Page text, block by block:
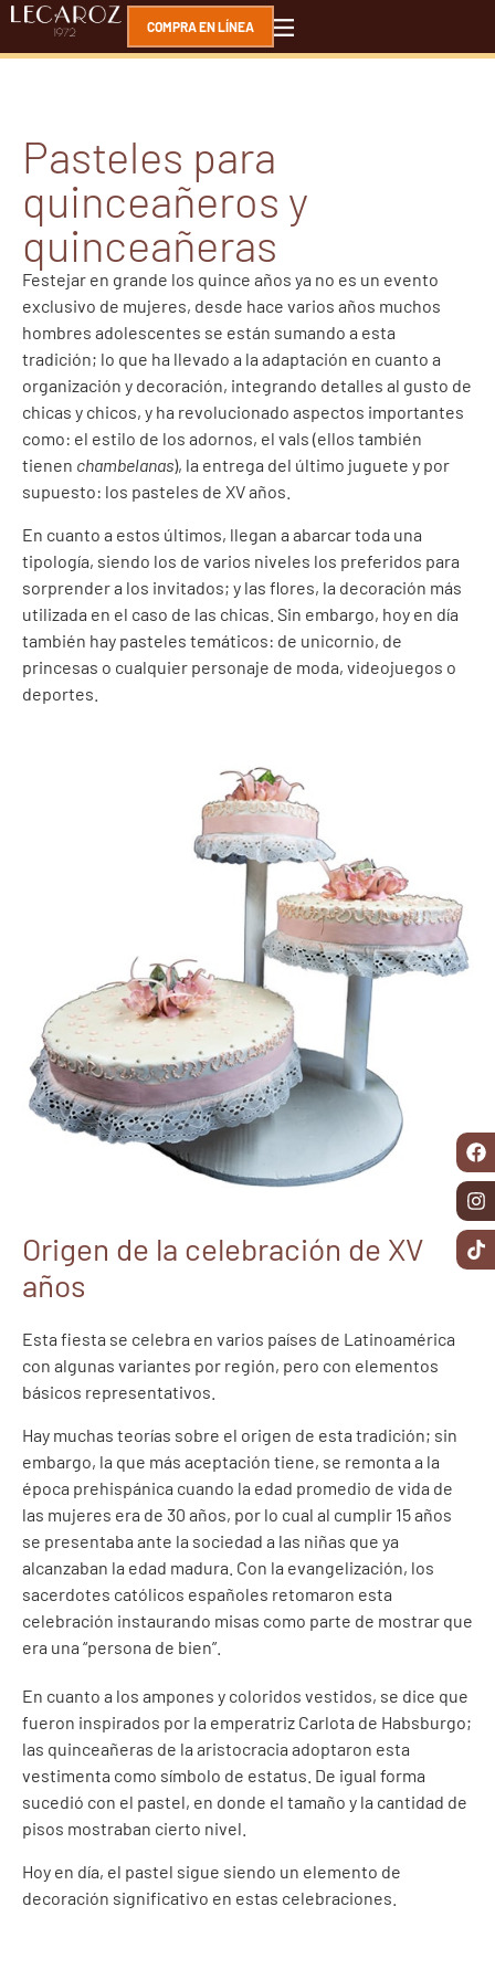
COMPRA EN LÍNEA
Pasteles para
quinceañeros y
quinceañeras
Festejar en grande los quince años ya no es un evento
exclusivo de mujeres, desde hace varios años muchos
hombres adolescentes se están sumando a esta
tradición; lo que ha llevado a la adaptación en cuanto a
organización y decoración, integrando detalles al gusto de
chicas y chicos, y ha revolucionado aspectos importantes
como: el estilo de los adornos, el vals (ellos también
tienen chambelanas), la entrega del último juguete y por
supuesto: los pasteles de XV años.
En cuanto a estos últimos, llegan a abarcar toda una
tipología, siendo los de varios niveles los preferidos para
sorprender a los invitados; y las flores, la decoración más
utilizada en el caso de las chicas. Sin embargo, hoy en día
también hay pasteles temáticos: de unicornio, de
princesas o cualquier personaje de moda, videojuegos o
deportes.
Origen de la celebración de XV
años
Esta fiesta se celebra en varios países de Latinoamérica
con algunas variantes por región, pero con elementos
básicos representativos.
Hay muchas teorías sobre el origen de esta tradición; sin
embargo, la que más aceptación tiene, se remonta a la
época prehispánica cuando la edad promedio de vida de
las mujeres era de 30 años, por lo cual al cumplir 15 años
se presentaba ante la sociedad a las niñas que ya
alcanzaban la edad madura. Con la evangelización, los
sacerdotes católicos españoles retomaron esta
celebración instaurando misas como parte de mostrar que
era una “persona de bien”.
En cuanto a los ampones y coloridos vestidos, se dice que
fueron inspirados por la emperatriz Carlota de Habsburgo;
las quinceañeras de la aristocracia adoptaron esta
vestimenta como símbolo de estatus. De igual forma
sucedió con el pastel, en donde el tamaño y la cantidad de
pisos mostraban cierto nivel.
Hoy en día, el pastel sigue siendo un elemento de
decoración significativo en estas celebraciones.